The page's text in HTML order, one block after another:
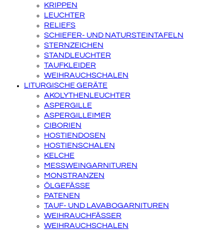
KRIPPEN
LEUCHTER
RELIEFS
SCHIEFER- UND NATURSTEINTAFELN
STERNZEICHEN
STANDLEUCHTER
TAUFKLEIDER
WEIHRAUCHSCHALEN
LITURGISCHE GERÄTE
AKOLYTHENLEUCHTER
ASPERGILLE
ASPERGILLEIMER
CIBORIEN
HOSTIENDOSEN
HOSTIENSCHALEN
KELCHE
MESSWEINGARNITUREN
MONSTRANZEN
ÖLGEFÄSSE
PATENEN
TAUF- UND LAVABOGARNITUREN
WEIHRAUCHFÄSSER
WEIHRAUCHSCHALEN